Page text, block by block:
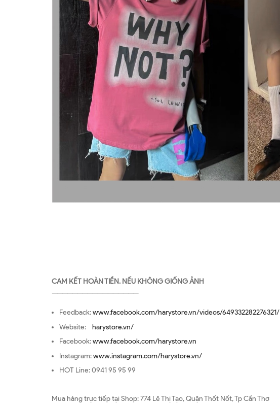
CAM KẾT HOÀN TIỀN. NẾU KHÔNG GIỐNG ẢNH
—————————————————
Feedback:www.facebook.com/harystore.vn/videos/649332282276321/
Website: harystore.vn/
Facebook:www.facebook.com/harystore.vn
Instagram:www.instagram.com/harystore.vn/
HOT Line: 0941 95 95 99
Mua hàng trực tiếp tại Shop: 774 Lê Thị Tạo, Quận Thốt Nốt, Tp Cần Thơ